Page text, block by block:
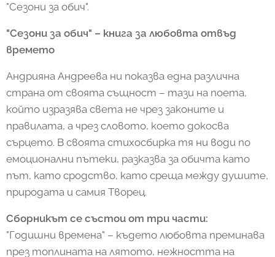
"Сезони за обич".
"Сезони за обич" – книга за любовта отвъд
времето
Андрияна Андреева ни показва една различна
страна от своята същност – тази на поета,
който изразява света не чрез законите и
правилата, а чрез словото, което докосва
сърцето. В своята стихосбирка тя ни води по
емоционални пътеки, разказва за обичта като
път, като сродство, като среща между душите,
природата и самия Творец.
Сборникът се състои от три части:
"Годишни времена" – където любовта преминава
през топлината на лятото, нежността на